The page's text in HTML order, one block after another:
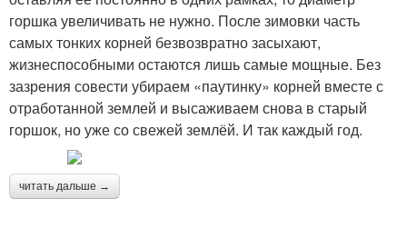
горшка увеличивать не нужно. После зимовки часть
самых тонких корней безвозвратно засыхают,
жизнеспособными остаются лишь самые мощные. Без
зазрения совести убираем «паутинку» корней вместе с
отработанной землей и высаживаем снова в старый
горшок, но уже со свежей землёй. И так каждый год.
читать дальше →